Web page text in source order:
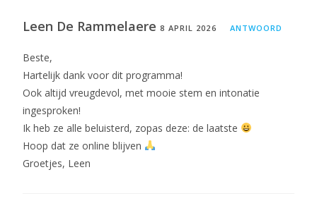
Leen De Rammelaere8 APRIL 2026 ANTWOORD
Beste,
Hartelijk dank voor dit programma!
Ook altijd vreugdevol, met mooie stem en intonatie
ingesproken!
Ik heb ze alle beluisterd, zopas deze: de laatste
Hoop dat ze online blijven
Groetjes, Leen